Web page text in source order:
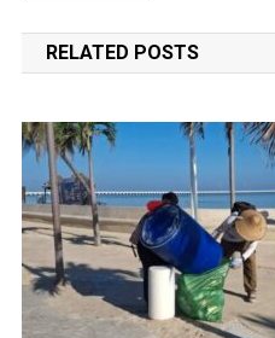
de
entradas
RELATED POSTS